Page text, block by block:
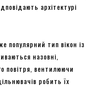
архітектурі
популярний тип вікон із
назовні,
повітря, вентилюючи
робить їх